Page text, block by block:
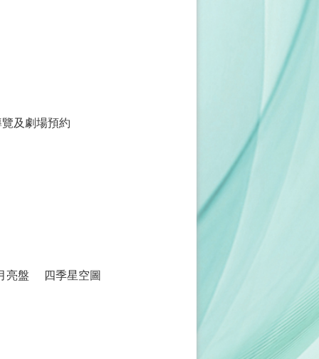
及劇場預約
亮盤 四季星空圖